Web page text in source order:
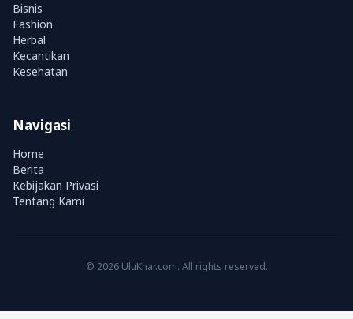
Bisnis
Fashion
Herbal
Kecantikan
Kesehatan
Navigasi
Home
Berita
Kebijakan Privasi
Tentang Kami
© 2026 UluKhar.com. All rights reserved.